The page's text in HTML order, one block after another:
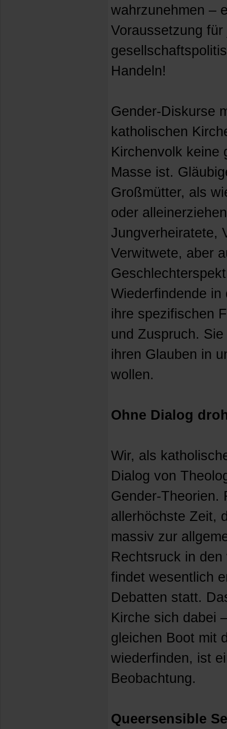
wahrzunehmen –
Voraussetzung für
Handeln!
Gender-Diskurse
katholischen
Kirchenvolk keine
Masse ist.
Großmütter, als
oder
Jungverheiratete,
Verwitwete, aber
Wiederfindende
ihre spezifischen
und Zuspruch.
ihren Glauben in
wollen.
Ohne Dialog
Wir, als
Dialog von
Gender-Theorien.
allerhöchste Zeit,
massiv zur
Rechtsruck in
findet wesentlich
Debatten statt.
Kirche sich dabei
gleichen Boot mit
wiederfinden, ist
Beobachtung.
Queersensible